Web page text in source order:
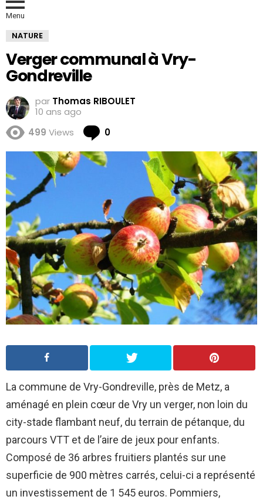
Menu
NATURE
Verger communal à Vry-
Gondreville
par Thomas RIBOULET
10 ans ago
499 Views 0
La commune de Vry-Gondreville, près de Metz, a
aménagé en plein cœur de Vry un verger, non loin du
city-stade flambant neuf, du terrain de pétanque, du
parcours VTT et de l’aire de jeux pour enfants.
Composé de 36 arbres fruitiers plantés sur une
superficie de 900 mètres carrés, celui-ci a représenté
un investissement de 1 545 euros. Pommiers,